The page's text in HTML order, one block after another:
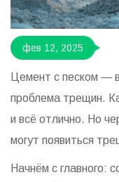
фев 12, 2025
Цемент с песком —
проблема трещин.
и всё отлично. Но
могут появиться
Начнём с главного: